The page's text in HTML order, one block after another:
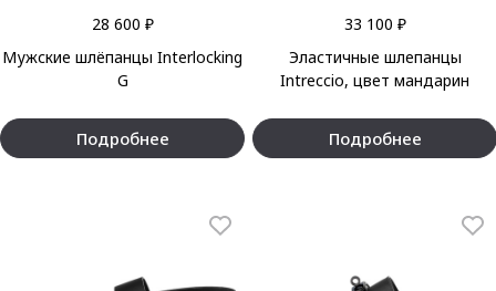
28 600 ₽
Мужские шлёпанцы Interlocking
G
Подробнее
33 100 ₽
Эластичные шлепанцы
Intreccio, цвет мандарин
Подробнее